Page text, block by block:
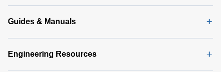
Guides & Manuals
Engineering Resources